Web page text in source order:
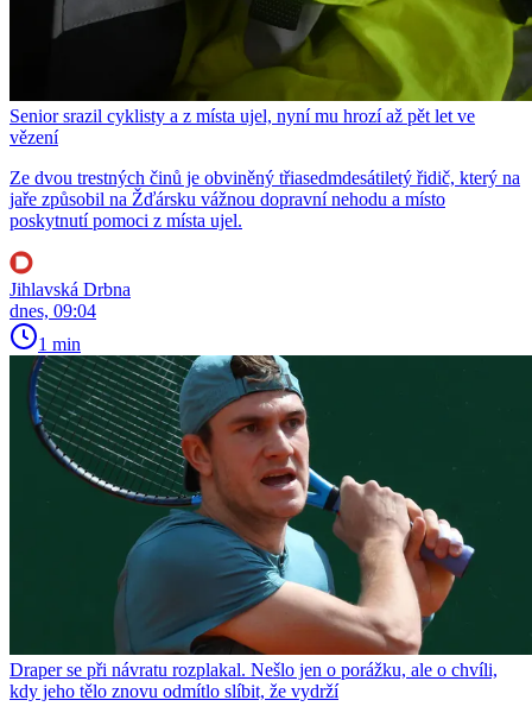
Senior srazil cyklisty a z místa ujel, nyní mu hrozí až pět let ve
vězení
Ze dvou trestných činů je obviněný třiasedmdesátiletý řidič, který na
jaře způsobil na Žďársku vážnou dopravní nehodu a místo
poskytnutí pomoci z místa ujel.
Jihlavská Drbna
dnes, 09:04
1 min
Draper se při návratu rozplakal. Nešlo jen o porážku, ale o chvíli,
kdy jeho tělo znovu odmítlo slíbit, že vydrží